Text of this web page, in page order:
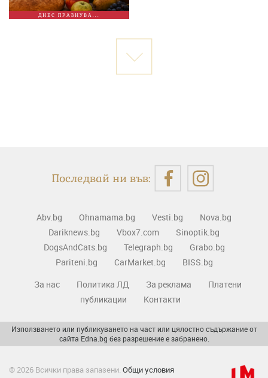
ДНЕС ПРАЗНУВА...
Последвай ни във:
Abv.bg Ohnamama.bg Vesti.bg
Nova.bg
Dariknews.bg
Vbox7.com
Sinoptik.bg
DogsAndCats.bg
Telegraph.bg
Grabo.bg
Pariteni.bg
CarMarket.bg
BISS.bg
За нас
Политика ЛД За реклама
Платени
публикации
Контакти
Използването или публикуването на част или цялостно съдържание от
сайта Edna.bg без разрешение е забранено.
© 2026 Всички права запазени. Общи условия